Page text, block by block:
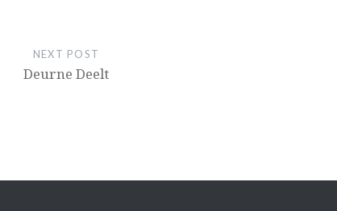
NEXT POST
Deurne Deelt